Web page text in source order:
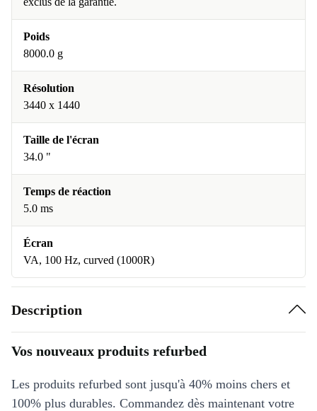
Poids
8000.0 g
Résolution
3440 x 1440
Taille de l'écran
34.0 "
Temps de réaction
5.0 ms
Écran
VA, 100 Hz, curved (1000R)
Description
Vos nouveaux produits refurbed
Les produits refurbed sont jusqu'à 40% moins chers et
100% plus durables. Commandez dès maintenant votre